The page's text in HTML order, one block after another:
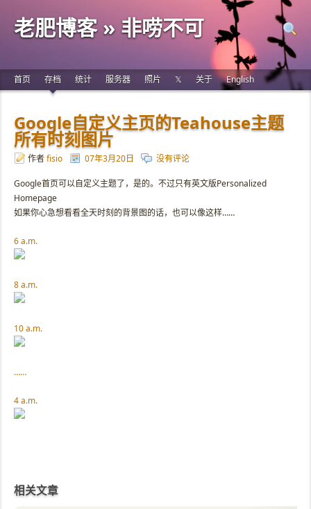
老肥博客 » 非唠不可
首页 存档 统计 服务器 照片 𝕏 关于 English
Google自定义主页的Teahouse主题
所有时刻图片
作者fisio 07年3月20日 没有评论
Google首页可以自定义主题了，是的。不过只有英文版Personalized
Homepage
如果你心急想看看全天时刻的背景图的话，也可以像这样……
6 a.m.
8 a.m.
10 a.m.
……
4 a.m.
相关文章